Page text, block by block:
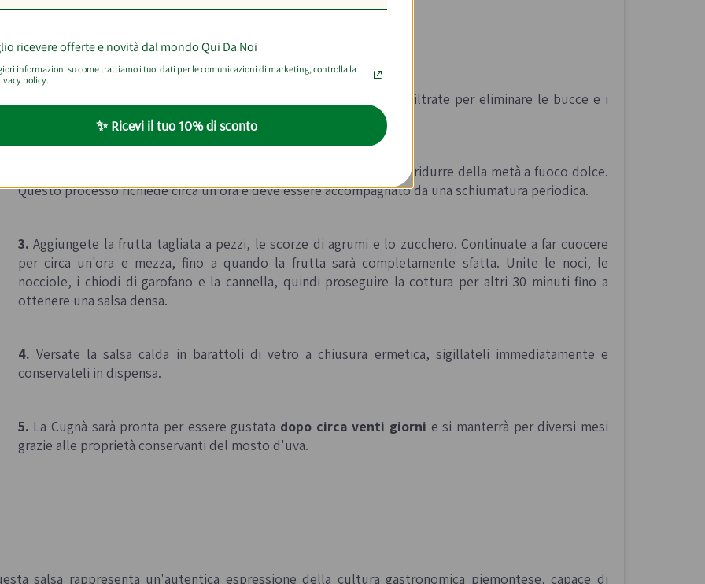
Lavate l’uva, asciugatela e schiacciatela per estrarne il succo. Filtrate per eliminare le bucce e i
Versate il succo in una pentola e portatelo a bollore, facendolo ridurre della metà a fuoco dolce.
Questo processo richiede circa un'ora e deve essere accompagnato da una schiumatura periodica.
3.Aggiungete la frutta tagliata a pezzi, le scorze di agrumi e lo zucchero. Continuate a far cuocere
per circa un'ora e mezza, fino a quando la frutta sarà completamente sfatta. Unite le noci, le
nocciole, i chiodi di garofano e la cannella, quindi proseguire la cottura per altri 30 minuti fino a
ottenere una salsa densa.
4. Versate la salsa calda in barattoli di vetro a chiusura ermetica, sigillateli immediatamente e
conservateli in dispensa.
5. La Cugnà sarà pronta per essere gustata dopo circa venti giorni e si manterrà per diversi mesi
grazie alle proprietà conservanti del mosto d'uva.
salsa rappresenta un'autentica espressione della cultura gastronomica piemontese, capace di
ricevere offerte e novità dal mondo Qui Da Noi
informazioni su come trattiamo i tuoi dati per le comunicazioni di marketing, controlla la
policy.
✨ Ricevi il tuo 10% di sconto